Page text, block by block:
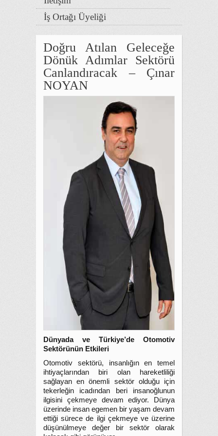
İş Ortağı Üyeliği
Doğru Atılan Geleceğe
Dönük Adımlar Sektörü
Canlandıracak – Çınar
NOYAN
Dünyada ve Türkiye’de Otomotiv
Sektörünün Etkileri
Otomotiv sektörü, insanlığın en temel
ihtiyaçlarından biri olan hareketliliği
sağlayan en önemli sektör olduğu için
tekerleğin icadından beri insanoğlunun
ilgisini çekmeye devam ediyor. Dünya
üzerinde insan egemen bir yaşam devam
ettiği sürece de ilgi çekmeye ve üzerine
düşünülmeye değer bir sektör olarak